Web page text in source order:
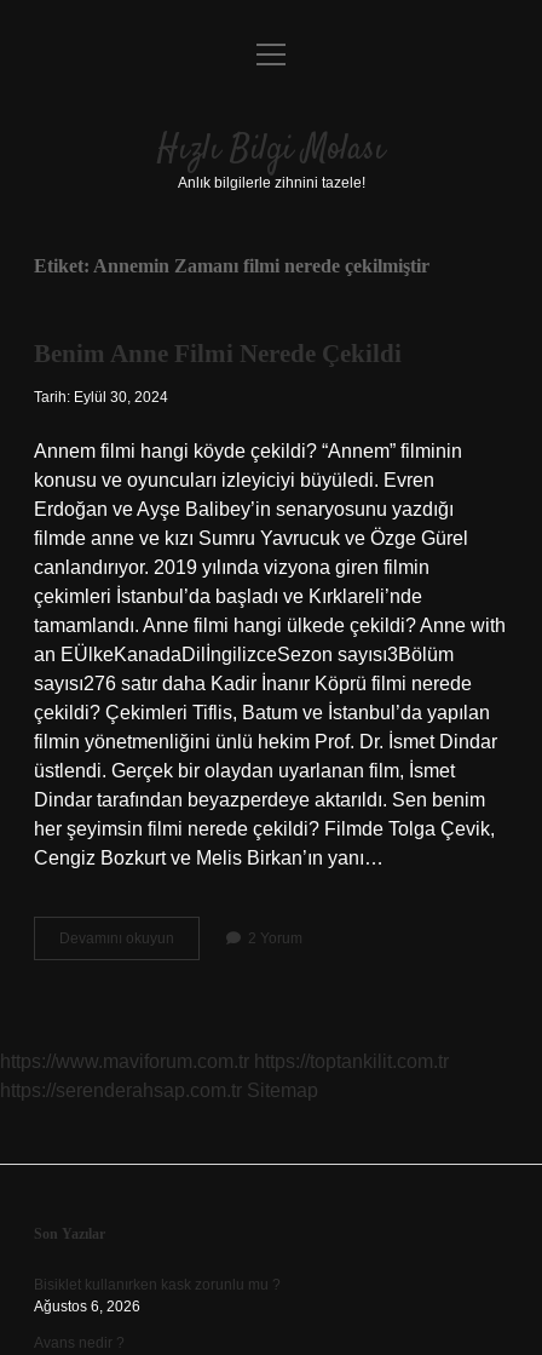
Anasayfa
Yasal Uyarı
menüyü
Hızlı Bilgi Molası
Anlık bilgilerle zihnini tazele!
Etiket: Annemin Zamanı filmi nerede çekilmiştir
Benim Anne Filmi Nerede Çekildi
Tarih: Eylül 30, 2024
Annem filmi hangi köyde çekildi? “Annem” filminin
konusu ve oyuncuları izleyiciyi büyüledi. Evren
Erdoğan ve Ayşe Balibey’in senaryosunu yazdığı
filmde anne ve kızı Sumru Yavrucuk ve Özge Gürel
canlandırıyor. 2019 yılında vizyona giren filmin
çekimleri İstanbul’da başladı ve Kırklareli’nde
tamamlandı. Anne filmi hangi ülkede çekildi? Anne with
an EÜlkeKanadaDilİngilizceSezon sayısı3Bölüm
sayısı276 satır daha Kadir İnanır Köprü filmi nerede
çekildi? Çekimleri Tiflis, Batum ve İstanbul’da yapılan
filmin yönetmenliğini ünlü hekim Prof. Dr. İsmet Dindar
üstlendi. Gerçek bir olaydan uyarlanan film, İsmet
Dindar tarafından beyazperdeye aktarıldı. Sen benim
her şeyimsin filmi nerede çekildi? Filmde Tolga Çevik,
Cengiz Bozkurt ve Melis Birkan’ın yanı…
Devamını okuyun
Anne
2 Yorum
https://www.maviforum.com.tr https://toptankilit.com.tr
https://serenderahsap.com.tr Sitemap
Sidebar
Son Yazılar
Bisiklet kullanırken kask zorunlu mu ?
Ağustos 6, 2026
Avans nedir ?